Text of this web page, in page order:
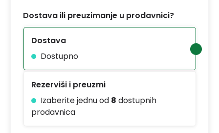
Dostava ili preuzimanje u prodavnici?
Dostava
Dostupno
Rezerviši i preuzmi
Izaberite jednu od 8 dostupnih
prodavnica